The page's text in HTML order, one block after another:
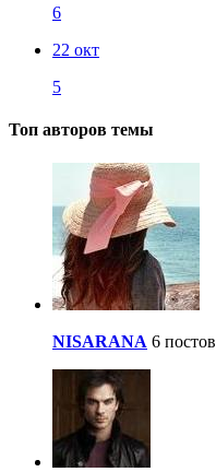
6
22 окт
5
Топ авторов темы
NISARANA 6 постов